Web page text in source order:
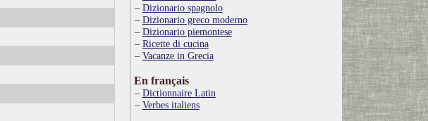
Dizionario spagnolo
Dizionario greco moderno
Dizionario piemontese
Ricette di cucina
Vacanze in Grecia
En français
Dictionnaire Latin
Verbes italiens